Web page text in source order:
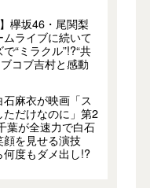
欅坂46・尾関梨
ライブに続いて
“ミラクル”!?“共
コブ吉村と感動
麻衣が映画「ス
ただけなのに」第2
葉が全速力で白石
顔を見せる演技
何度もダメ出し!?